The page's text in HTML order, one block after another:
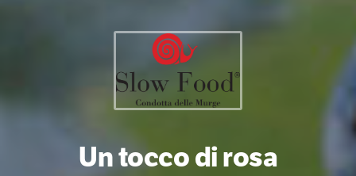
Un tocco di rosa